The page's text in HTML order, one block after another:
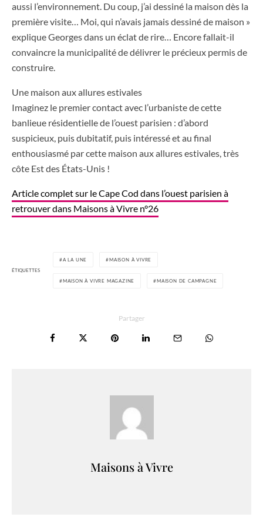
aussi l’environnement. Du coup, j’ai dessiné la maison dès la
première visite… Moi, qui n’avais jamais dessiné de maison »
explique Georges dans un éclat de rire… Encore fallait-il
convaincre la municipalité de délivrer le précieux permis de
construire.
Une maison aux allures estivales
Imaginez le premier contact avec l’urbaniste de cette
banlieue résidentielle de l’ouest parisien : d’abord
suspicieux, puis dubitatif, puis intéressé et au final
enthousiasmé par cette maison aux allures estivales, très
côte Est des États-Unis !
Article complet sur le Cape Cod dans l’ouest parisien à
retrouver dans Maisons à Vivre n°26
ÉTIQUETTES
A LA UNE MAISON À VIVRE
MAISON À VIVRE MAGAZINE MAISON DE CAMPAGNE
Partager
Maisons à Vivre